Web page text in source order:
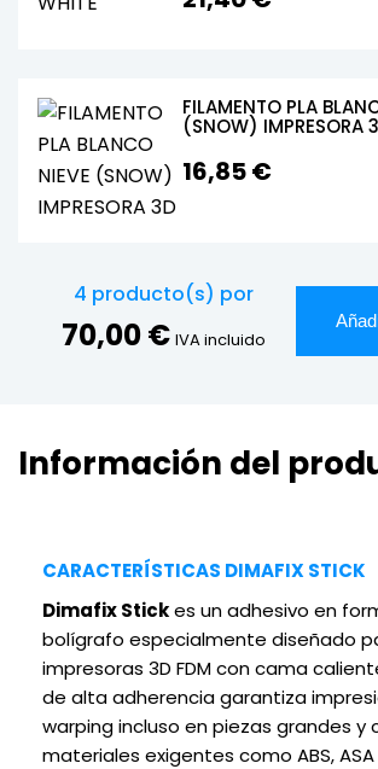
FILAMENTO PLA
(SNOW) IMPRESORA
16,85 €
4 producto(s) por
70,00 € IVA incluido
Información del
CARACTERÍSTICAS DIMAFIX STICK
Dimafix Stickes un adhesivo en
bolígrafo especialmente diseñado
impresoras 3D FDM con cama
de alta adherencia garantiza
warping incluso en piezas grandes y
materiales exigentes como ABS, ASA